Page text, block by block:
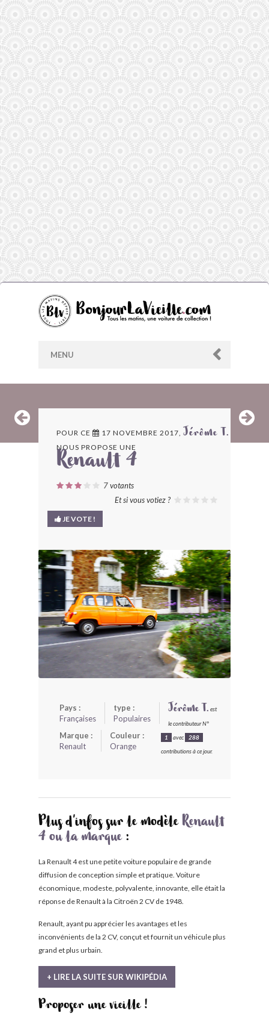
MENU
ARCHIVES
LES CONTRIBUTEURS
LE BLOG
BONJOURLAVIEILLE ?
MODÈLES ET MARQUES
COMMENT FONCTIONNE BLV ?
POUR CE 17 NOVEMBRE 2017, Jérôme T.
NOUS PROPOSE UNE
Renault 4
7votants
Et si vous votiez ?
JE VOTE !
Pays :
Françaises
type :
Populaires
Marque :
Renault
Couleur :
Orange
Jérôme T. est
le contributeur N°
1 avec 288
contributions à ce jour.
Plus d'infos sur le modèle Renault
4 ou la marque:
La Renault 4 est une petite voiture populaire de grande
diffusion de conception simple et pratique. Voiture
économique, modeste, polyvalente, innovante, elle était la
réponse de Renault à la Citroën 2 CV de 1948.
Renault, ayant pu apprécier les avantages et les
inconvénients de la 2 CV, conçut et fournit un véhicule plus
grand et plus urbain.
+ LIRE LA SUITE SUR WIKIPÉDIA
Proposer une vieille !